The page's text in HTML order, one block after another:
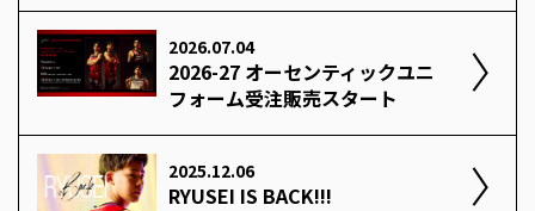
2026.07.04
2026-27 オーセンティックユニ
フォーム受注販売スタート
2025.12.06
RYUSEI IS BACK!!!